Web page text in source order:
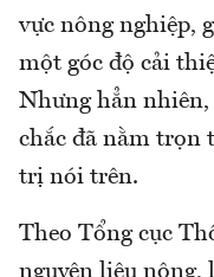
vực nông nghiệp,
một góc độ cải
Nhưng hẳn
chắc đã nằm trọn
trị nói trên.
Theo Tổng cục
nguyên liệu nông,